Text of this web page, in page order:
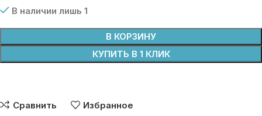
В наличии лишь 1
В КОРЗИНУ
КУПИТЬ В 1 КЛИК
Сравнить Избранное